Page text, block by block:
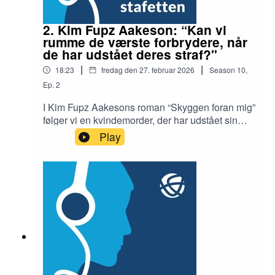
2. Kim Fupz Aakeson: “Kan vi
rumme de værste forbrydere, når
de har udstået deres straf?"
18:23 | fredag den 27. februar 2026 | Season 10,
Ep. 2
I Kim Fupz Aakesons roman “Skyggen foran mig”
følger vi en kvindemorder, der har udstået sin
fængselsstraf på 12 år og skal tilbage til
samfundet. Han prøver at genstarte sit liv ved at
gå pilgrimsruten Caminoen i Nordspanien, og
langsomt får man som læser større og større
forståelse for hovedpersonen.Vi spurgte
forfatteren, om målet med romanen er, at vi skal
have sympati for et menneske, der har begået
den værste forbrydelse af alle.Redaktion &
interview: Ib Helles Olesen
Play